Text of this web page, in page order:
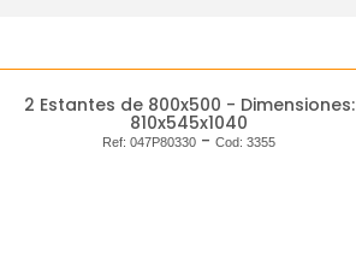
2 Estantes de 800x500 - Dimensiones:
810x545x1040
Ref: 047P80330 - Cod: 3355